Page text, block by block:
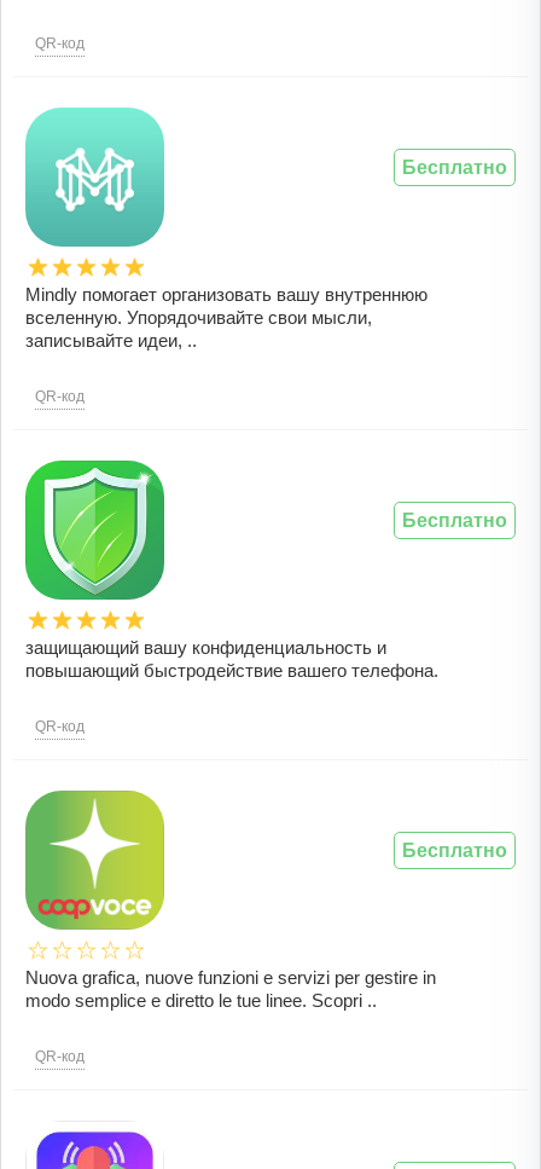
QR-код
Mindly помогает организовать вашу внутреннюю
вселенную. Упорядочивайте свои мысли,
записывайте идеи, ..
QR-код
Бесплатно
защищающий вашу конфиденциальность и
повышающий быстродействие вашего телефона.
QR-код
Бесплатно
Nuova grafica, nuove funzioni e servizi per gestire in
modo semplice e diretto le tue linee. Scopri ..
QR-код
Бесплатно